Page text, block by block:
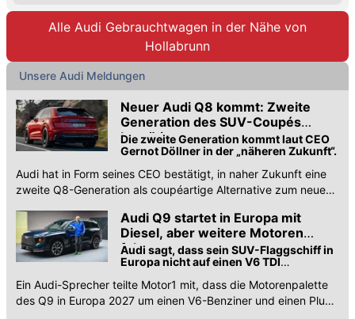
Alle Audi Gebrauchtwagen in der Nähe von
Hollabrunn
Unsere Audi Meldungen
Neuer Audi Q8 kommt: Zweite
Generation des SUV-Coupés
bestätigt
Die zweite Generation kommt laut CEO
Gernot Döllner in der „näheren Zukunft“.
Audi hat in Form seines CEO bestätigt, in naher Zukunft eine
zweite Q8-Generation als coupéartige Alternative zum neuen
Audi Q9 startet in Europa mit
Diesel, aber weitere Motoren
folgen
Audi sagt, dass sein SUV-Flaggschiff in
Europa nicht auf einen V6 TDI
Ein Audi-Sprecher teilte Motor1 mit, dass die Motorenpalette
des Q9 in Europa 2027 um einen V6-Benziner und einen Plug-